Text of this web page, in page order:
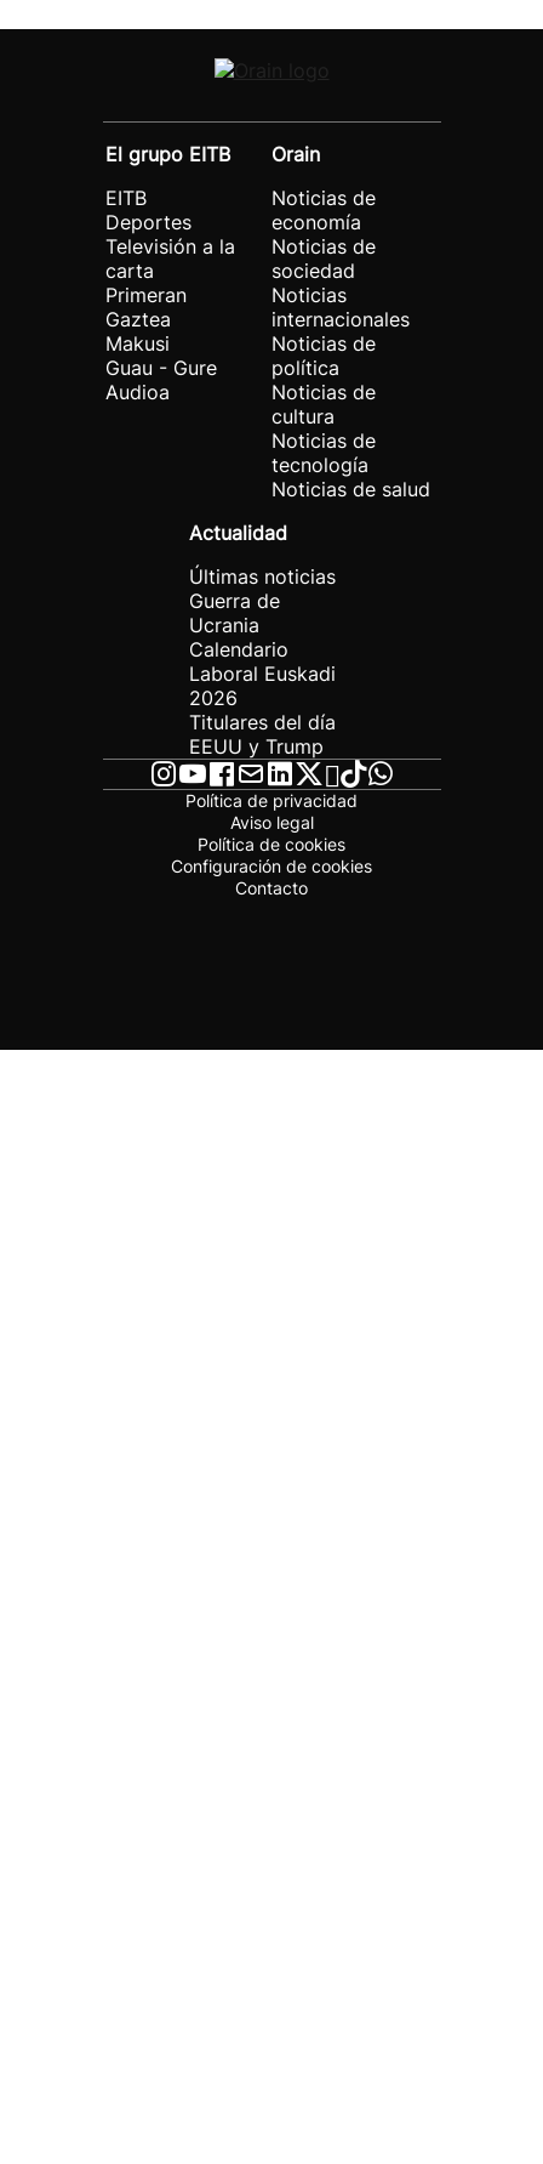
El grupo EITB
EITB
Deportes
Televisión a la
carta
Primeran
Gaztea
Makusi
Guau - Gure
Audioa
Orain
Noticias de
economía
Noticias de
sociedad
Noticias
internacionales
Noticias de
política
Noticias de
cultura
Noticias de
tecnología
Noticias de salud
Actualidad
Últimas noticias
Guerra de
Ucrania
Calendario
Laboral Euskadi
2026
Titulares del día
EEUU y Trump
Política de privacidad
Aviso legal
Política de cookies
Configuración de cookies
Contacto